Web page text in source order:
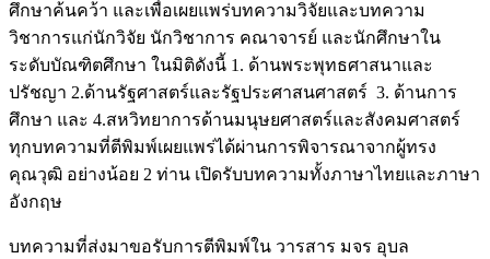
ศึกษาค้นคว้า และเพื่อเผยแพร่บทความวิจัยและบทความ
วิชาการแก่นักวิจัย นักวิชาการ คณาจารย์ และนักศึกษาใน
ระดับบัณฑิตศึกษา ในมิติดังนี้ 1. ด้านพระพุทธศาสนาและ
ปรัชญา 2.ด้านรัฐศาสตร์และรัฐประศาสนศาสตร์ 3. ด้านการ
ศึกษา และ 4.สหวิทยาการด้านมนุษยศาสตร์และสังคมศาสตร์
ทุกบทความที่ตีพิมพ์เผยแพร่ได้ผ่านการพิจารณาจากผู้ทรง
คุณวุฒิ อย่างน้อย 2 ท่าน เปิดรับบทความทั้งภาษาไทยและภาษา
อังกฤษ
บทความที่ส่งมาขอรับการตีพิมพ์ใน วารสาร มจร อุบล